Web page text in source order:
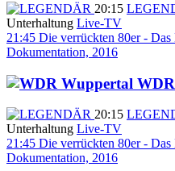
20:15
Unterhaltung Live-TV
21:45 Die verrückten 80er -
Dokumentation, 2016
20:15
Unterhaltung Live-TV
21:45 Die verrückten 80er -
Dokumentation, 2016